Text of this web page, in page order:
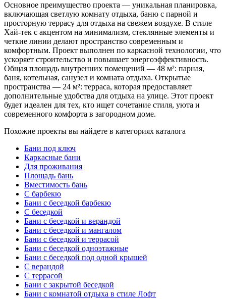
Основное преимущество проекта — уникальная планировка,
включающая светлую комнату отдыха, баню с парной и
просторную террасу для отдыха на свежем воздухе. В стиле
Хай-тек с акцентом на минимализм, стеклянные элементы и
четкие линии делают пространство современным и
комфортным. Проект выполнен по каркасной технологии, что
ускоряет строительство и повышает энергоэффективность.
Общая площадь внутренних помещений — 48 м²: парная,
баня, котельная, санузел и комната отдыха. Открытые
пространства — 24 м²: терраса, которая предоставляет
дополнительные удобства для отдыха на улице. Этот проект
будет идеален для тех, кто ищет сочетание стиля, уюта и
современного комфорта в загородном доме.
Похожие проекты вы найдете в категориях каталога
Бани под ключ
Каркасные бани
Для проживания
Площадь бань
Вместимость бань
С барбекю
Бани с беседкой барбекю
С беседкой
Бани с беседкой и верандой
Бани с беседкой и мангалом
Бани с беседкой и террасой
Бани с беседкой одноэтажные
Бани с беседкой под одной крышей
С верандой
С террасой
Бани с закрытой беседкой
Бани с комнатой отдыха в стиле Лофт